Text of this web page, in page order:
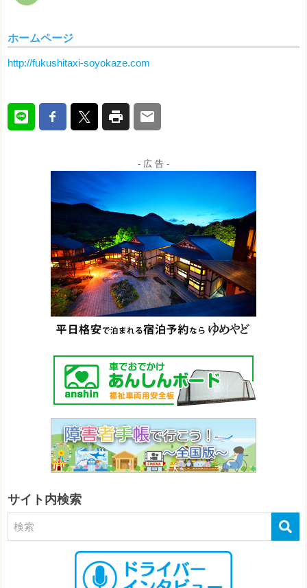
ホームページ
http://fukushitaxi-soyokaze.com
- 広 告 -
サイト内検索